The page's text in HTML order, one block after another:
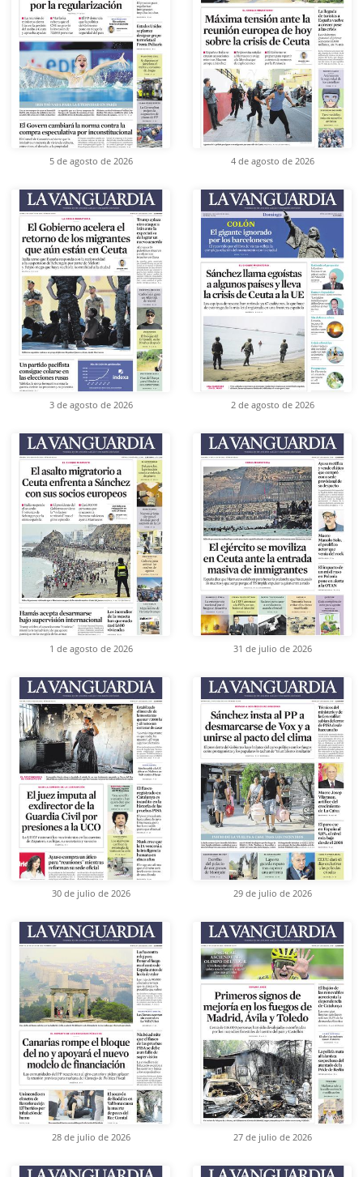
5 de agosto de 2026 4 de agosto de 2026
3 de agosto de 2026 2 de agosto de 2026
1 de agosto de 2026 31 de julio de 2026
30 de julio de 2026 29 de julio de 2026
28 de julio de 2026 27 de julio de 2026